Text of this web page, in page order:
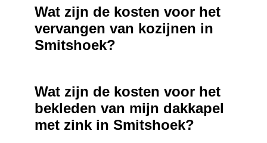
Wat zijn de kosten voor het
vervangen van kozijnen in
Smitshoek?
Wat zijn de kosten voor het
bekleden van mijn dakkapel
met zink in Smitshoek?